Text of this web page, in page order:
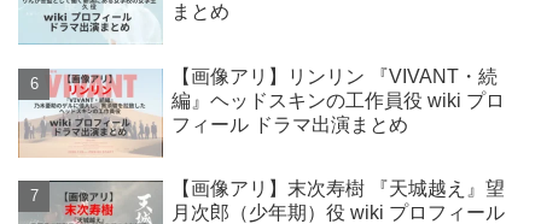
まとめ
【画像アリ】リンリン 『VIVANT・続
編』ヘッドスキンの工作員役 wiki プロ
フィール ドラマ出演まとめ
【画像アリ】末次寿樹 『天城越え』望
月次郎（少年期）役 wiki プロフィール